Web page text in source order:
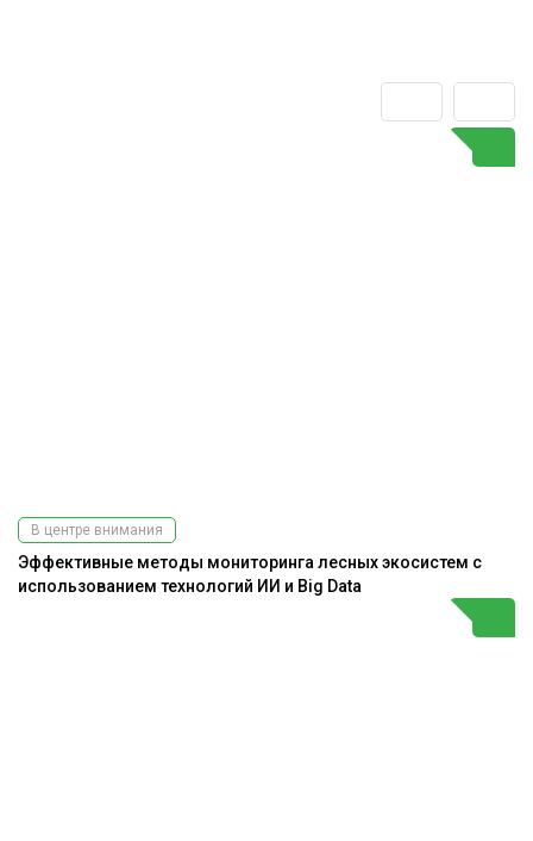
В центре внимания
Эффективные методы мониторинга лесных экосистем с
использованием технологий ИИ и Big Data